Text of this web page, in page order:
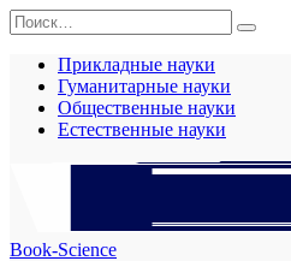
Перейти
к
содержанию
Search
for:
Прикладные науки
Гуманитарные науки
Общественные науки
Естественные науки
Book-Science